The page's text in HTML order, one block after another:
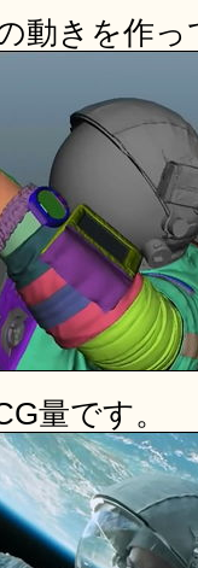
動きを作
量です。